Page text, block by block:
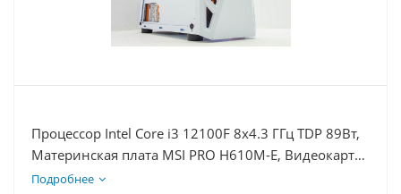
Процессор Intel Core i3 12100F 8x4.3 ГГц TDP 89Вт,
Материнская плата MSI PRO H610M-E, Видеокарта
GTX 1660S 6Гб, Память DDR4 16Gb, Диски
Подробнее